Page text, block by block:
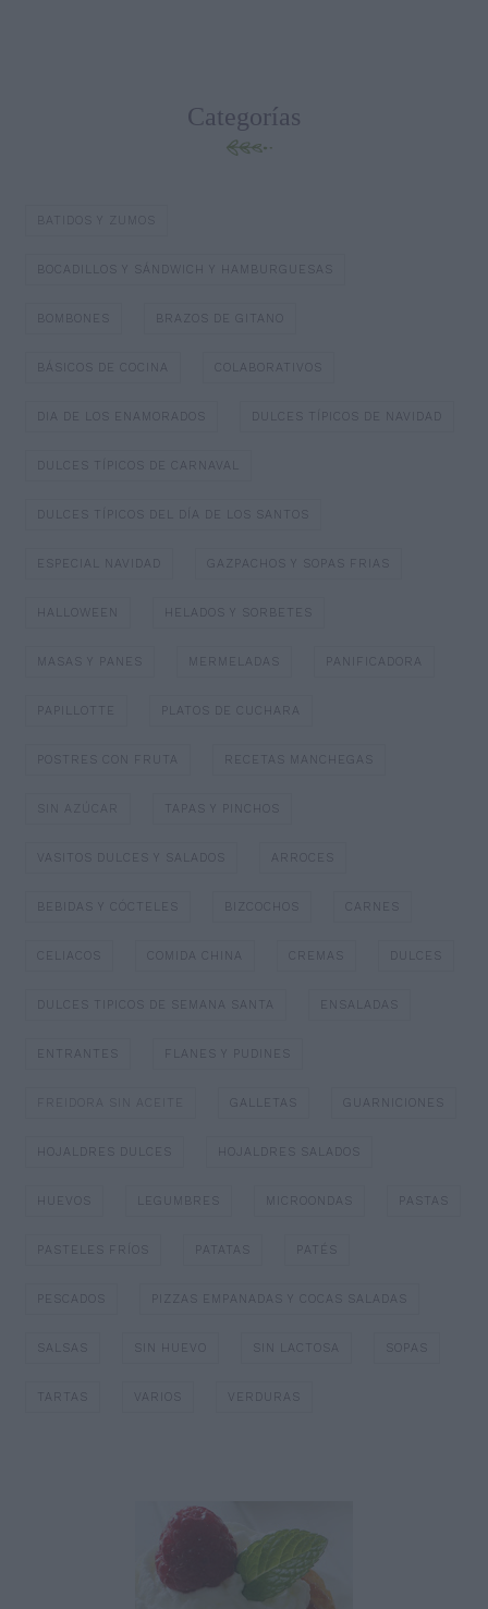
Categorías
BATIDOS Y ZUMOS
BOCADILLOS Y SÁNDWICH Y HAMBURGUESAS
BOMBONES BRAZOS DE GITANO
BÁSICOS DE COCINA COLABORATIVOS
DIA DE LOS ENAMORADOS DULCES TÍPICOS DE NAVIDAD
DULCES TÍPICOS DE CARNAVAL
DULCES TÍPICOS DEL DÍA DE LOS SANTOS
ESPECIAL NAVIDAD GAZPACHOS Y SOPAS FRIAS
HALLOWEEN HELADOS Y SORBETES
MASAS Y PANES MERMELADAS PANIFICADORA
PAPILLOTTE PLATOS DE CUCHARA
POSTRES CON FRUTA RECETAS MANCHEGAS
SIN AZÚCAR TAPAS Y PINCHOS
VASITOS DULCES Y SALADOS ARROCES
BEBIDAS Y CÓCTELES BIZCOCHOS CARNES
CELIACOS COMIDA CHINA CREMAS
DULCES TIPICOS DE SEMANA SANTA ENSALADAS
ENTRANTES FLANES Y PUDINES
FREIDORA SIN ACEITE GALLETAS GUARNICIONES
HOJALDRES DULCES HOJALDRES SALADOS
HUEVOS LEGUMBRES MICROONDAS PASTAS
PASTELES FRÍOS PATATAS PATÉS
PESCADOS PIZZAS EMPANADAS Y COCAS SALADAS
SALSAS SIN HUEVO SIN LACTOSA SOPAS
TARTAS VARIOS VERDURAS